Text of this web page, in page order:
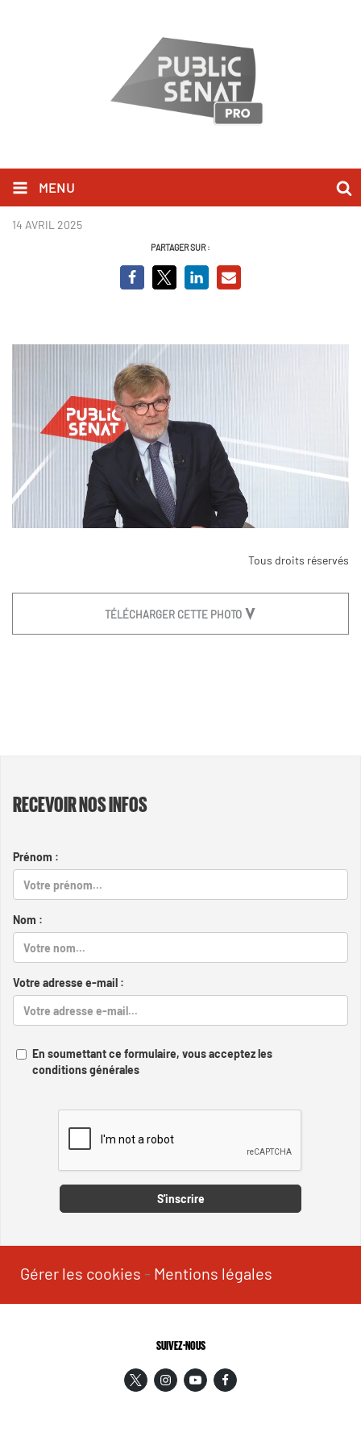
MENU
Marc Fesneau_BCVO.png
14 AVRIL 2025
PARTAGER SUR :
Tous droits réservés
TÉLÉCHARGER CETTE PHOTO
RECEVOIR NOS INFOS
Prénom :
Nom :
Votre adresse e-mail :
En soumettant ce formulaire, vous acceptez les
conditions générales
S'inscrire
Gérer les cookies - Mentions légales
SUIVEZ-NOUS